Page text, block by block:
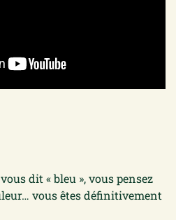
dit « bleu », vous pensez
vous êtes définitivement